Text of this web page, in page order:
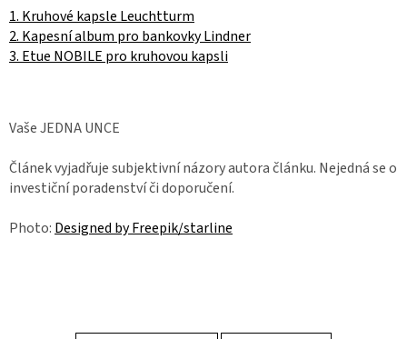
1. Kruhové kapsle Leuchtturm
2. Kapesní album pro bankovky Lindner
3. Etue NOBILE pro kruhovou kapsli
Vaše JEDNA UNCE
Článek vyjadřuje subjektivní názory autora článku. Nejedná se o
investiční poradenství či doporučení.
Photo: Designed by Freepik/starline